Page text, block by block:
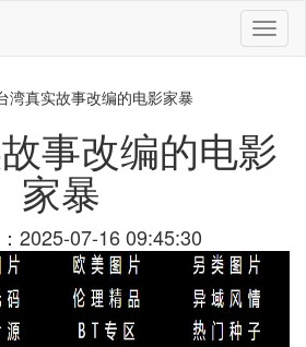
切
换
湾真实故事改编的电影家暴
事改编的电影
家暴
2025-07-16 09:45:30